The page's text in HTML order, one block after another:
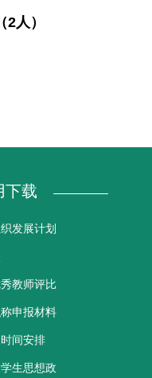
人）
下载
发展计划
教师评比
申报材料
间安排
生思想政